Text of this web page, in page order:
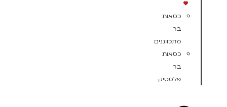
כסאות
בר
מתכווננים
כסאות
בר
פלסטיק